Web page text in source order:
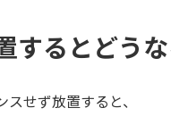
するとどう
せず放置すると、